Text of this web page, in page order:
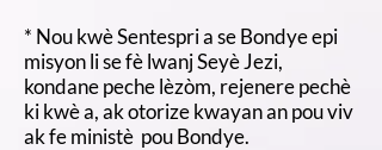
* Nou kwè Sentespri a se Bondye epi
misyon li se fè lwanj Seyè Jezi,
kondane peche lèzòm, rejenere pechè
ki kwè a, ak otorize kwayan an pou viv
ak fe ministè pou Bondye.